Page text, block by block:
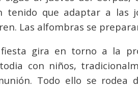
tenido que adaptar a las
Las alfombras se
gira en torno a la
con niños,
Todo ello se rodea